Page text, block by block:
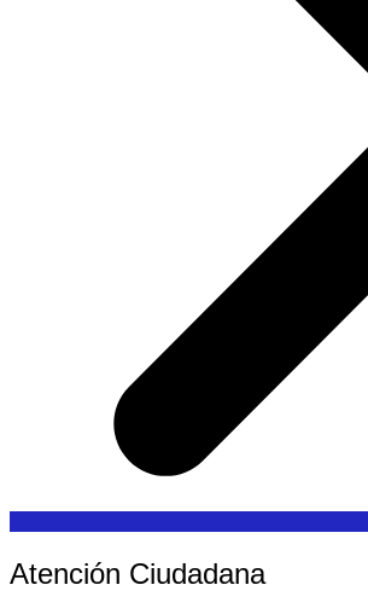
Atención Ciudadana